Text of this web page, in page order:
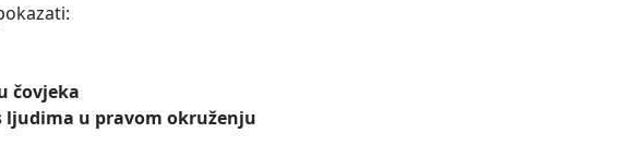
čovjeka
ljudima u pravom okruženju